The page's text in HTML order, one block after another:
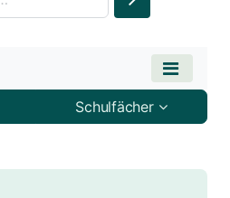
Schulfächer